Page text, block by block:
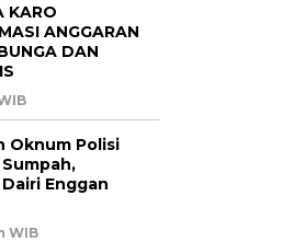
KARO
ANGGARAN
DAN
Oknum Polisi
Enggan
WIB